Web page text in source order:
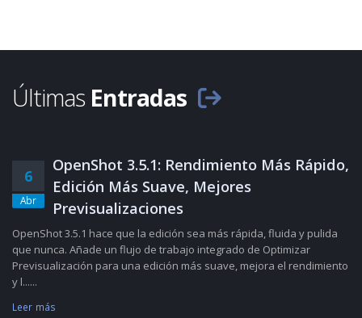
Últimas Entradas
6
Abr
OpenShot 3.5.1: Rendimiento Más Rápido,
Edición Más Suave, Mejores
Previsualizaciones
OpenShot 3.5.1 hace que la edición sea más rápida, fluida y pulida
que nunca. Añade un flujo de trabajo integrado de Optimizar
Previsualización para una edición más suave, mejora el rendimiento
y l......
Leer más